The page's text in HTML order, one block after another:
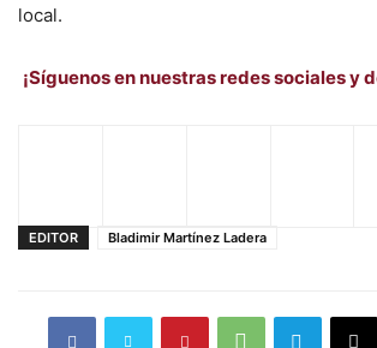
local.
¡Síguenos en nuestras redes sociales y
EDITOR Bladimir Martínez Ladera